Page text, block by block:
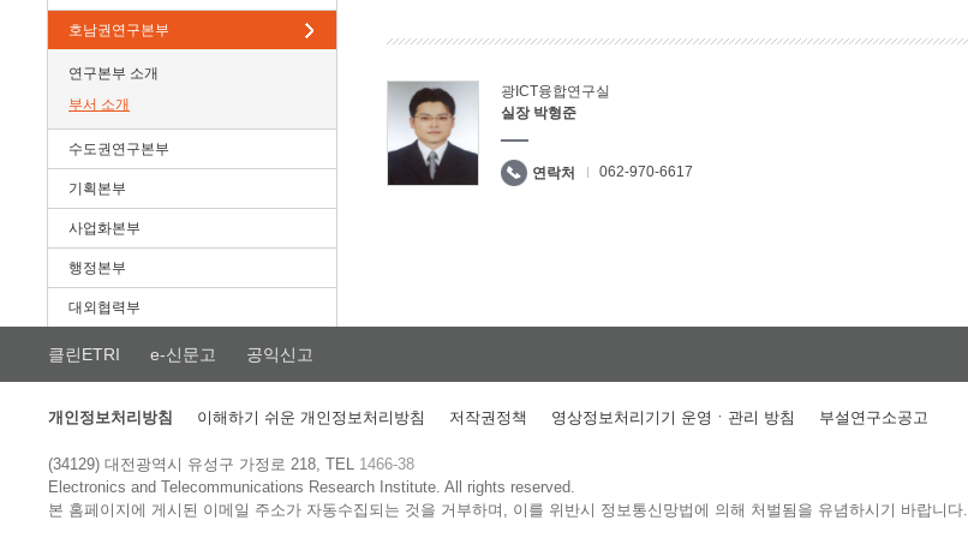
호남권연구본부
연구본부 소개
부서 소개
수도권연구본부
기획본부
사업화본부
행정본부
대외협력부
광ICT융합연구실
실장 박형준
연락처 062-970-6617
클린ETRI e-신문고 공익신고
개인정보처리방침 이해하기 쉬운 개인정보처리방침 저작권정책 영상정보처리기기 운영ㆍ관리 방침 부설연구소공고
(34129) 대전광역시 유성구 가정로 218, TEL 1466-38
Electronics and Telecommunications Research Institute.All rights reserved.
본 홈페이지에 게시된 이메일 주소가 자동수집되는 것을 거부하며, 이를 위반시 정보통신망법에 의해 처벌됨을 유념하시기 바랍니다.